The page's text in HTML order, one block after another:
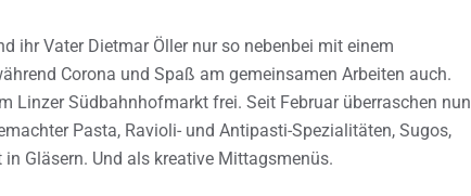
ihr Vater Dietmar Öller nur so nebenbei mit einem
Corona und Spaß am gemeinsamen Arbeiten auch.
Linzer Südbahnhofmarkt frei. Seit Februar überraschen nun
Pasta, Ravioli- und Antipasti-Spezialitäten, Sugos,
Gläsern. Und als kreative Mittagsmenüs.